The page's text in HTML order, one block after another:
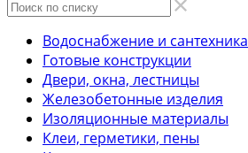
Водоснабжение и сантехника
Готовые конструкции
Двери, окна, лестницы
Железобетонные изделия
Изоляционные материалы
Клеи, герметики, пены